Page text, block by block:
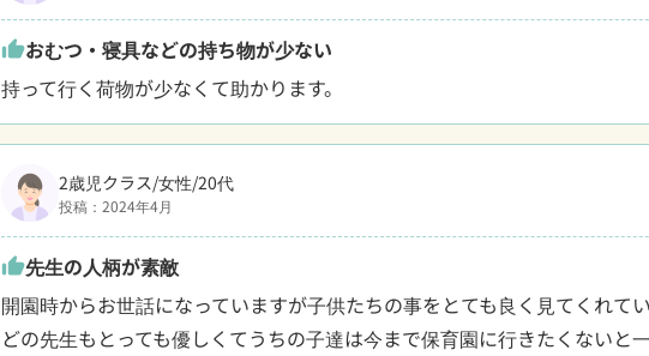
thumb_upおむつ・寝具などの持ち物が少ない
持って行く荷物が少なくて助かります。
2歳児クラス/女性/20代
投稿：2024年4月
thumb_up先生の人柄が素敵
開園時からお世話になっていますが子供たちの事をとても良く見てくれてい
どの先生もとっても優しくてうちの子達は今まで保育園に行きたくないと